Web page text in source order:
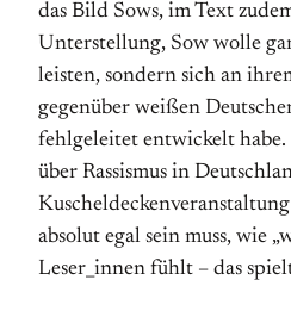
das Bild Sows, im Text
Unterstellung, Sow wolle
leisten, sondern sich an
gegenüber weißen
fehlgeleitet entwickelt habe.
über Rassismus in
Kuscheldeckenveranstaltung
absolut egal sein muss, wie
Leser_innen fühlt – das